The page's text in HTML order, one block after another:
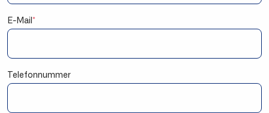
E-Mail *
Telefonnummer